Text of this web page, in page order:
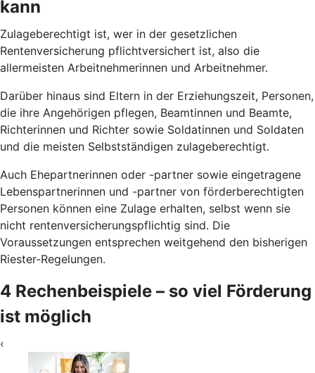
kann
Zulageberechtigt ist, wer in der gesetzlichen
Rentenversicherung pflichtversichert ist, also die
allermeisten Arbeitnehmerinnen und Arbeitnehmer.
Darüber hinaus sind Eltern in der Erziehungszeit, Personen,
die ihre Angehörigen pflegen, Beamtinnen und Beamte,
Richterinnen und Richter sowie Soldatinnen und Soldaten
und die meisten Selbstständigen zulageberechtigt.
Auch Ehepartnerinnen oder -partner sowie eingetragene
Lebenspartnerinnen und -partner von förderberechtigten
Personen können eine Zulage erhalten, selbst wenn sie
nicht rentenversicherungspflichtig sind. Die
Voraussetzungen entsprechen weitgehend den bisherigen
Riester-Regelungen.
4 Rechenbeispiele – so viel Förderung
ist möglich
‹